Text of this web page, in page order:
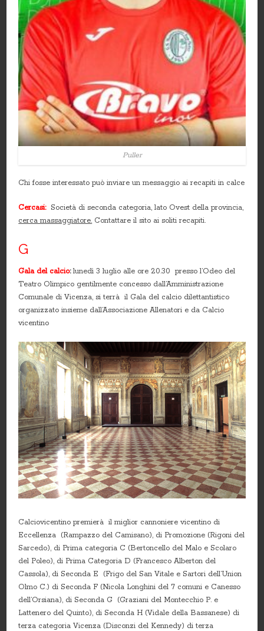
Puller
Chi fosse interessato può inviare un messaggio ai recapiti in calce
Cercasi: Società di seconda categoria, lato Ovest della provincia,
cerca massaggiatore. Contattare il sito ai soliti recapiti.
G
Gala del calcio:lunedì 3 luglio alle ore 20.30 presso l’Odeo del
Teatro Olimpico gentilmente concesso dall’Amministrazione
Comunale di Vicenza, si terrà il Gala del calcio dilettantistico
organizzato insieme dall’Associazione Allenatori e da Calcio
vicentino
Calciovicentino premierà il miglior cannoniere vicentino di
Eccellenza (Rampazzo del Camisano), di Promozione (Rigoni del
Sarcedo), di Prima categoria C (Bertoncello del Malo e Scolaro
del Poleo), di Prima Categoria D (Francesco Alberton del
Cassola), di Seconda E (Frigo del San Vitale e Sartori dell’Union
Olmo C.) di Seconda F (Nicola Longhini del 7 comuni e Canesso
dell’Orsiana), di Seconda G (Graziani del Montecchio P. e
Lattenero del Quinto), di Seconda H (Vidale della Bassanese) di
terza categoria Vicenza (Disconzi del Kennedy) di terza